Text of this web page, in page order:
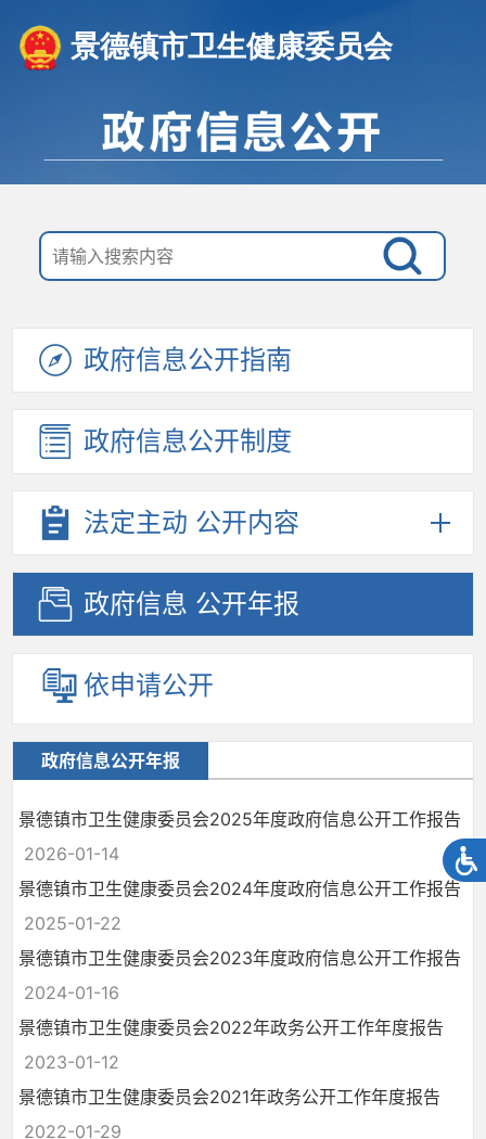
景德镇市卫生健康委员会
政府信息公开指南
政府信息公开制度
法定主动 公开内容
政府信息 公开年报
依申请公开
政府信息公开年报
景德镇市卫生健康委员会2025年度政府信息公开工作报告
2026-01-14
景德镇市卫生健康委员会2024年度政府信息公开工作报告
2025-01-22
景德镇市卫生健康委员会2023年度政府信息公开工作报告
2024-01-16
景德镇市卫生健康委员会2022年政务公开工作年度报告
2023-01-12
景德镇市卫生健康委员会2021年政务公开工作年度报告
2022-01-29